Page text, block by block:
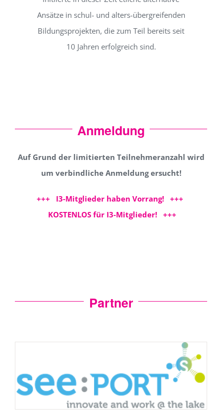
Ansätze in schul- und alters-übergreifenden
Bildungsprojekten, die zum Teil bereits seit
10 Jahren erfolgreich sind.
Anmeldung
Auf Grund der limitierten Teilnehmeranzahl wird
um verbindliche Anmeldung ersucht!
+++ I3-Mitglieder haben Vorrang! +++
KOSTENLOS für I3-Mitglieder! +++
Partner